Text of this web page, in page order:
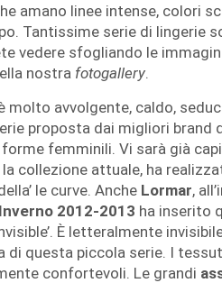
amano linee intense, colori
Tantissime serie di lingerie
vedere sfogliando le
nostra fotogallery.
molto avvolgente, caldo,
proposta dai migliori brand
femminili. Vi sarà già
la collezione attuale, ha
le curve. Anche Lormar,
2012-2013 ha inserito
È letteralmente
di questa piccola serie. I
confortevoli. Le grandi